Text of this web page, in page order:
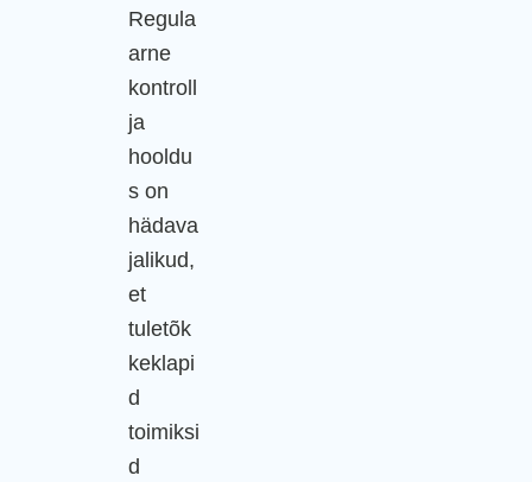
Regula
arne
kontroll
ja
hooldu
s on
hädava
jalikud,
et
tuletõk
keklapi
d
toimiksi
d